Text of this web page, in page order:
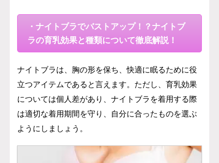
・ナイトブラでバストアップ！？ナイトブ
ラの育乳効果と種類について徹底解説！
ナイトブラは、胸の形を保ち、快適に眠るために役
立つアイテムであると言えます。ただし、育乳効果
については個人差があり、ナイトブラを着用する際
は適切な着用期間を守り、自分に合ったものを選ぶ
ようにしましょう。